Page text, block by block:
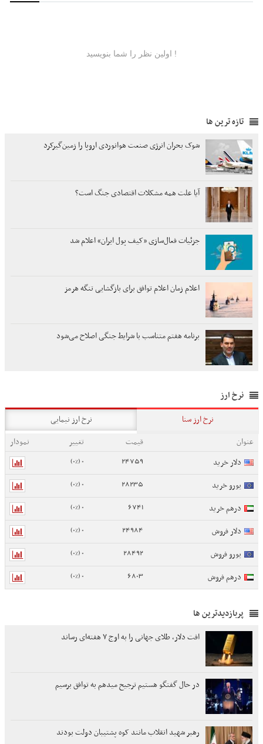
تازه ترین ها
شوک بحران انرژی صنعت هوانوردی اروپا را زمین‌گیر‌کرد
آیا علت همه مشکلات اقتصادی جنگ است؟
جزئیات فعال‌سازی «کیف پول ایران» اعلام شد
اعلام زمان اعلام توافق برای بازگشایی تنگه هرمز
برنامه هفتم متناسب با شرایط جنگی اصلاح می‌شود
نرخ ارز
نرخ ارز سنا
نرخ ارز نیمایی
عنوان
قیمت تغییر
نمودار
دلار خرید
24759
0 (0%)
یورو خرید 28235
0 (0%)
درهم خرید 6741
0 (0%)
دلار فروش 24984
0 (0%)
یورو فروش 28492
0 (0%)
درهم فروش 6803
0 (0%)
پربازدیدترین ها
افت دلار، طلای جهانی را به اوج ۷ هفته‌ای رساند
در حال گفتگو هستیم ترجیح میدهم به توافق برسیم
رهبر شهید انقلاب مانند کوه پشتیبان دولت بودند